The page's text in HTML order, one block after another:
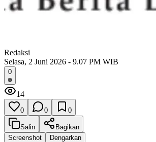
Redaksi
Selasa, 2 Juni 2026 - 9.07 PM WIB
0
14
0 0 0
Salin
Bagikan
Screenshot
Dengarkan